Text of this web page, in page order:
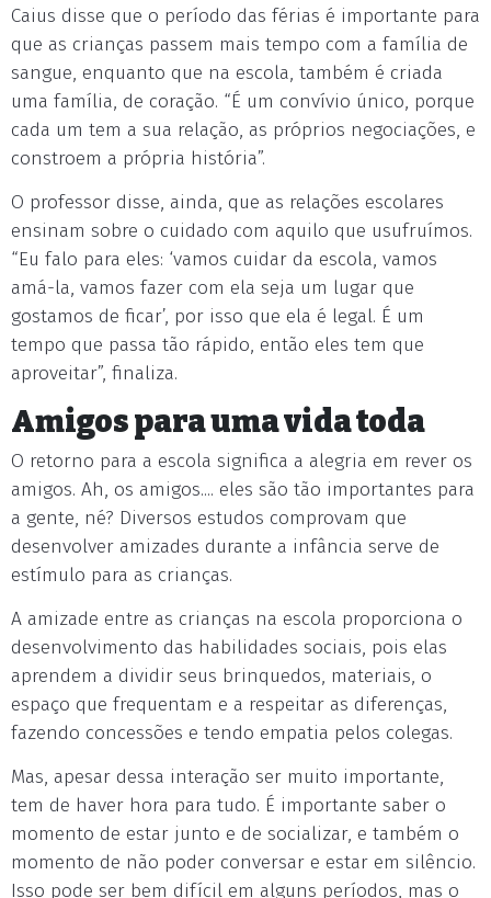
Caius disse que o período das férias é importante para
que as crianças passem mais tempo com a família de
sangue, enquanto que na escola, também é criada
uma família, de coração. “É um convívio único, porque
cada um tem a sua relação, as próprios negociações, e
constroem a própria história”.
O professor disse, ainda, que as relações escolares
ensinam sobre o cuidado com aquilo que usufruímos.
“Eu falo para eles: ‘vamos cuidar da escola, vamos
amá-la, vamos fazer com ela seja um lugar que
gostamos de ficar’, por isso que ela é legal. É um
tempo que passa tão rápido, então eles tem que
aproveitar”, finaliza.
Amigos para uma vida toda
O retorno para a escola significa a alegria em rever os
amigos. Ah, os amigos.... eles são tão importantes para
a gente, né? Diversos estudos comprovam que
desenvolver amizades durante a infância serve de
estímulo para as crianças.
A amizade entre as crianças na escola proporciona o
desenvolvimento das habilidades sociais, pois elas
aprendem a dividir seus brinquedos, materiais, o
espaço que frequentam e a respeitar as diferenças,
fazendo concessões e tendo empatia pelos colegas.
Mas, apesar dessa interação ser muito importante,
tem de haver hora para tudo. É importante saber o
momento de estar junto e de socializar, e também o
momento de não poder conversar e estar em silêncio.
Isso pode ser bem difícil em alguns períodos, mas o